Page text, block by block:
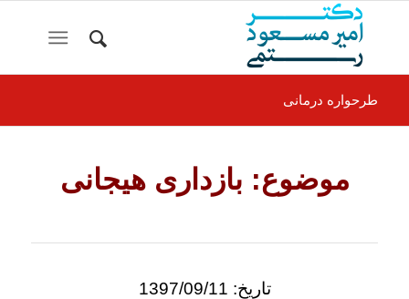
طرحواره درمانی
موضوع: بازداری هیجانی
تاریخ: 1397/09/11